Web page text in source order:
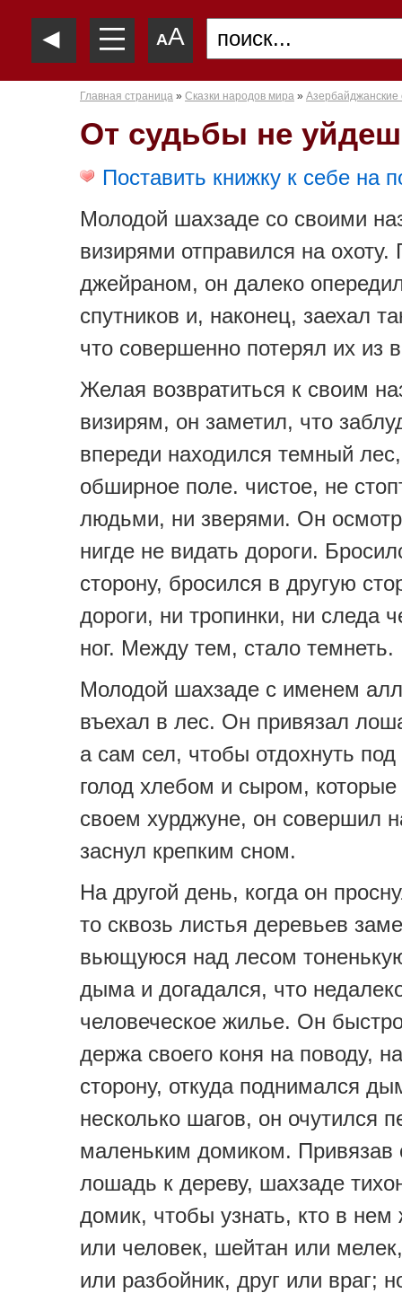
◄ —
—
— AA
Главная страница » Сказки народов мира » Азербайджанские
От судьбы не
Поставить книжку к себе на
Молодой шахзаде со своими
визирями отправился на охоту.
джейраном, он далеко
спутников и, наконец, заехал
что совершенно потерял их из
Желая возвратиться к своим
визирям, он заметил, что
впереди находился темный
обширное поле. чистое, не
людьми, ни зверями. Он
нигде не видать дороги.
сторону, бросился в другую
дороги, ни тропинки, ни следа
ног. Между тем, стало темнеть.
Молодой шахзаде с именем
въехал в лес. Он привязал
а сам сел, чтобы отдохнуть
голод хлебом и сыром,
своем хурджуне, он совершил
заснул крепким сном.
На другой день, когда он
то сквозь листья деревьев
вьющуюся над лесом
дыма и догадался, что
человеческое жилье. Он
держа своего коня на поводу,
сторону, откуда поднимался
несколько шагов, он очутился
маленьким домиком. Привязав
лошадь к дереву, шахзаде
домик, чтобы узнать, кто в нем
или человек, шейтан или
или разбойник, друг или враг;